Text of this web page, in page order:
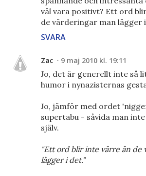
väl vara positivt? Ett ord
de värderingar man lägger
SVARA
Zac 9 maj 2010 kl. 19:11
Jo, det är generellt inte så
humor i nynazisternas
Jo, jämför med ordet
supertabu - såvida man
själv.
"Ett ord blir inte värre än de
lägger i det."